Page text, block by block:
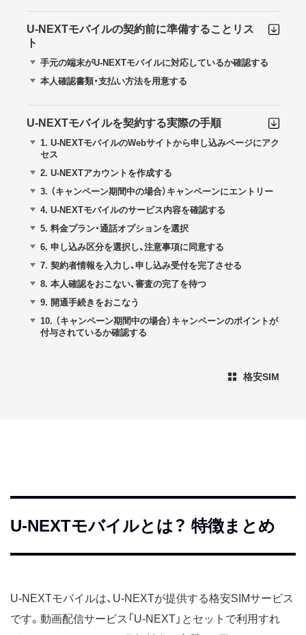
U-NEXTモバイルの契約前に準備することリス
ト
手元の端末がU-NEXTモバイルに対応しているか確認する
本人確認書類・支払い方法を用意する
U-NEXTモバイルを契約する実際の手順
1. U-NEXTモバイルのWebサイトから申し込みページにアク
セス
2. U-NEXTアカウントを作成する
3. （キャンペーン期間中の場合）キャンペーンにエントリー
4. U-NEXTモバイルのサービス内容を確認する
5. 料金プラン・通話オプションを選択
6. 申し込み区分を選択し、注意事項に同意する
7. 契約者情報を入力し、申し込み受付を完了させる
8. 本人確認をおこない、審査の完了を待つ
9. 開通手続きをおこなう
10. （キャンペーン期間中の場合）キャンペーンのポイントが
付与されているか確認する
格安SIM
U-NEXTモバイルとは？ 特徴まとめ
U-NEXTモバイルは、U-NEXTが提供する格安SIMサービス
です。動画配信サービス「U-NEXT」とセットで利用すれ